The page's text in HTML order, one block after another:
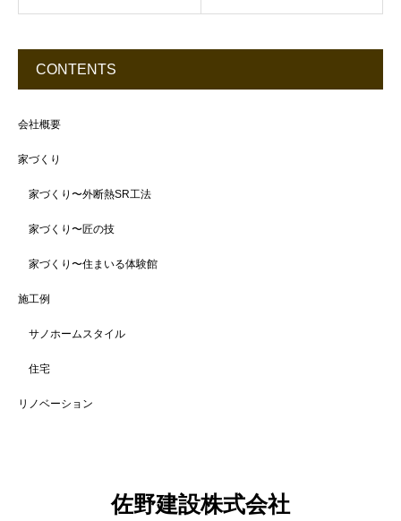
CONTENTS
会社概要
家づくり
家づくり〜外断熱SR工法
家づくり〜匠の技
家づくり〜住まいる体験館
施工例
サノホームスタイル
住宅
リノベーション
佐野建設株式会社